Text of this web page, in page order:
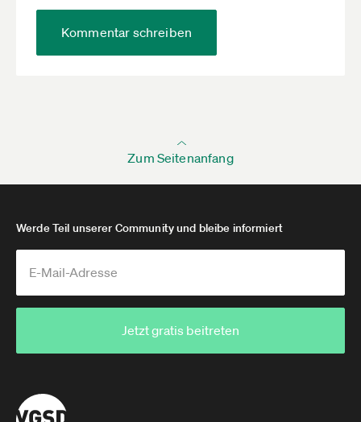
Kommentar schreiben
Zum Seitenanfang
Werde Teil unserer Community und bleibe informiert
Jetzt gratis beitreten